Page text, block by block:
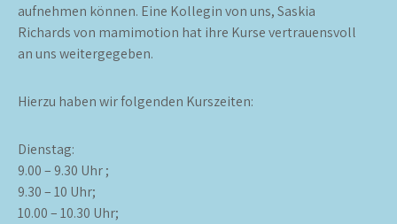
aufnehmen können. Eine Kollegin von uns, Saskia
Richards von mamimotion hat ihre Kurse vertrauensvoll
an uns weitergegeben.
Hierzu haben wir folgenden Kurszeiten:
Dienstag:
9.00 – 9.30 Uhr ;
9.30 – 10 Uhr;
10.00 – 10.30 Uhr;